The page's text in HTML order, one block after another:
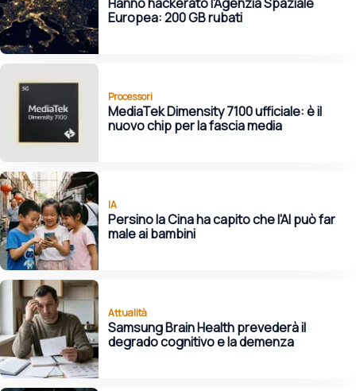
Europea: 200 GB rubati
Processori
MediaTek Dimensity 7100 ufficiale: è il
nuovo chip per la fascia media
IA
Persino la Cina ha capito che l'AI può far
male ai bambini
Attualità
Samsung Brain Health prevederà il
degrado cognitivo e la demenza